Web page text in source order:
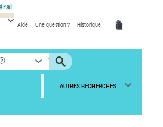
Aide Une question ? Historique
AUTRES RECHERCHES